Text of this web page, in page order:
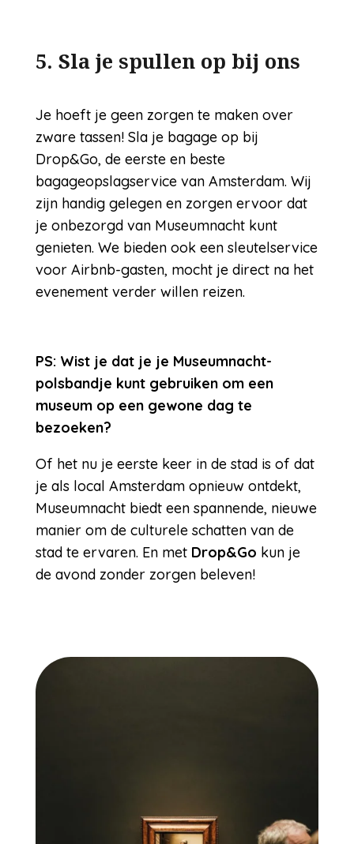
5. Sla je spullen op bij ons
Je hoeft je geen zorgen te maken over
zware tassen! Sla je bagage op bij
Drop&Go, de eerste en beste
bagageopslagservice van Amsterdam. Wij
zijn handig gelegen en zorgen ervoor dat
je onbezorgd van Museumnacht kunt
genieten. We bieden ook een sleutelservice
voor Airbnb-gasten, mocht je direct na het
evenement verder willen reizen.
PS: Wist je dat je je Museumnacht-
polsbandje kunt gebruiken om een
museum op een gewone dag te
bezoeken?
Of het nu je eerste keer in de stad is of dat
je als local Amsterdam opnieuw ontdekt,
Museumnacht biedt een spannende, nieuwe
manier om de culturele schatten van de
stad te ervaren. En met Drop&Go kun je
de avond zonder zorgen beleven!